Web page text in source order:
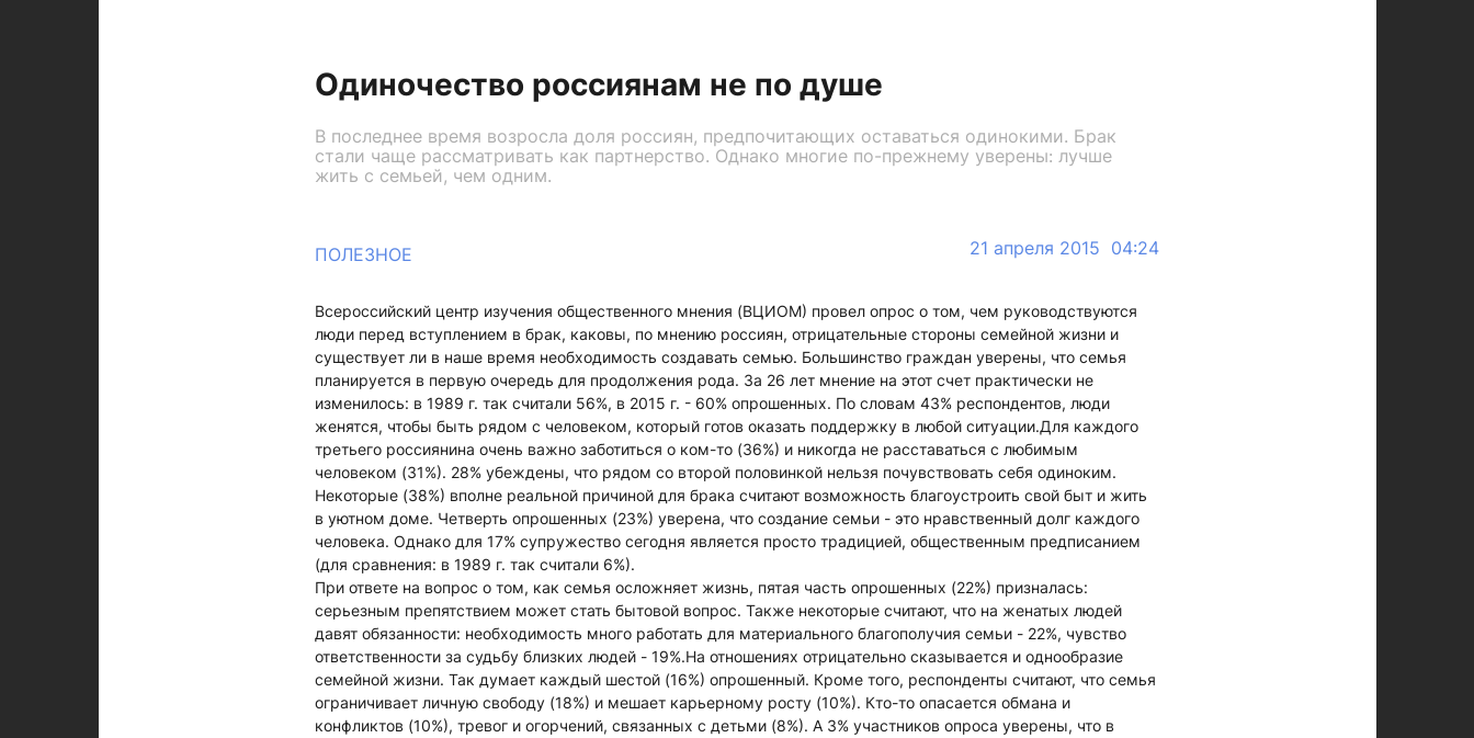
Одиночество россиянам не по душе
В последнее время возросла доля россиян, предпочитающих оставаться одинокими. Брак
стали чаще рассматривать как партнерство. Однако многие по-прежнему уверены: лучше
жить с семьей, чем одним.
ПОЛЕЗНОЕ 21 апреля 2015 04:24
Всероссийский центр изучения общественного мнения (ВЦИОМ) провел опрос о том, чем руководствуются
люди перед вступлением в брак, каковы, по мнению россиян, отрицательные стороны семейной жизни и
существует ли в наше время необходимость создавать семью. Большинство граждан уверены, что семья
планируется в первую очередь для продолжения рода. За 26 лет мнение на этот счет практически не
изменилось: в 1989 г. так считали 56%, в 2015 г. - 60% опрошенных. По словам 43% респондентов, люди
женятся, чтобы быть рядом с человеком, который готов оказать поддержку в любой ситуации.Для каждого
третьего россиянина очень важно заботиться о ком-то (36%) и никогда не расставаться с любимым
человеком (31%). 28% убеждены, что рядом со второй половинкой нельзя почувствовать себя одиноким.
Некоторые (38%) вполне реальной причиной для брака считают возможность благоустроить свой быт и жить
в уютном доме. Четверть опрошенных (23%) уверена, что создание семьи - это нравственный долг каждого
человека. Однако для 17% супружество сегодня является просто традицией, общественным предписанием
(для сравнения: в 1989 г. так считали 6%).
При ответе на вопрос о том, как семья осложняет жизнь, пятая часть опрошенных (22%) призналась:
серьезным препятствием может стать бытовой вопрос. Также некоторые считают, что на женатых людей
давят обязанности: необходимость много работать для материального благополучия семьи - 22%, чувство
ответственности за судьбу близких людей - 19%.На отношениях отрицательно сказывается и однообразие
семейной жизни. Так думает каждый шестой (16%) опрошенный. Кроме того, респонденты считают, что семья
ограничивает личную свободу (18%) и мешает карьерному росту (10%). Кто-то опасается обмана и
конфликтов (10%), тревог и огорчений, связанных с детьми (8%). А 3% участников опроса уверены, что в